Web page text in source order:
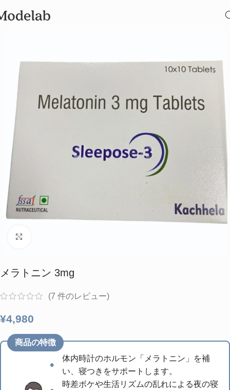
メラトニン 3mg
(7 件のレビュー)
¥4,980
商品の特徴
体内時計のホルモン「メラトニン」を補
い、寝つきをサポートします。
時差ボケや生活リズムの乱れによる夜の寝